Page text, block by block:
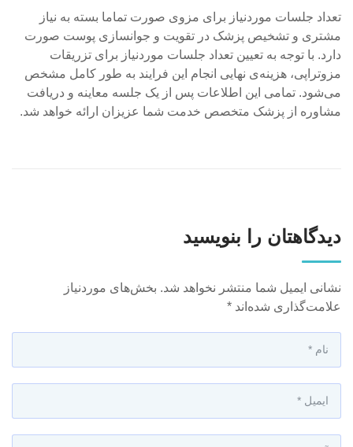
تعداد جلسات موردنیاز برای مزوی صورت تماما بسته به نیاز
مشتری و تشخیص پزشک در تقویت و جوانسازی پوست صورت
دارد. با توجه به تعیین تعداد جلسات موردنیاز برای تزریقات
مزوتراپی، هزینه‌ی نهایی انجام این‌ فرایند به طور کامل مشخص
می‌شود. تمامی این اطلاعات پس از یک جلسه معاینه و دریافت
مشاوره از پزشک متخصص خدمت شما عزیزان ارائه خواهد شد.
دیدگاهتان را بنویسید
نشانی ایمیل شما منتشر نخواهد شد. بخش‌های موردنیاز
علامت‌گذاری شده‌اند *